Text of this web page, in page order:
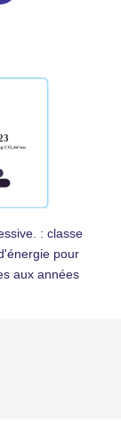
: classe
pour
aux années